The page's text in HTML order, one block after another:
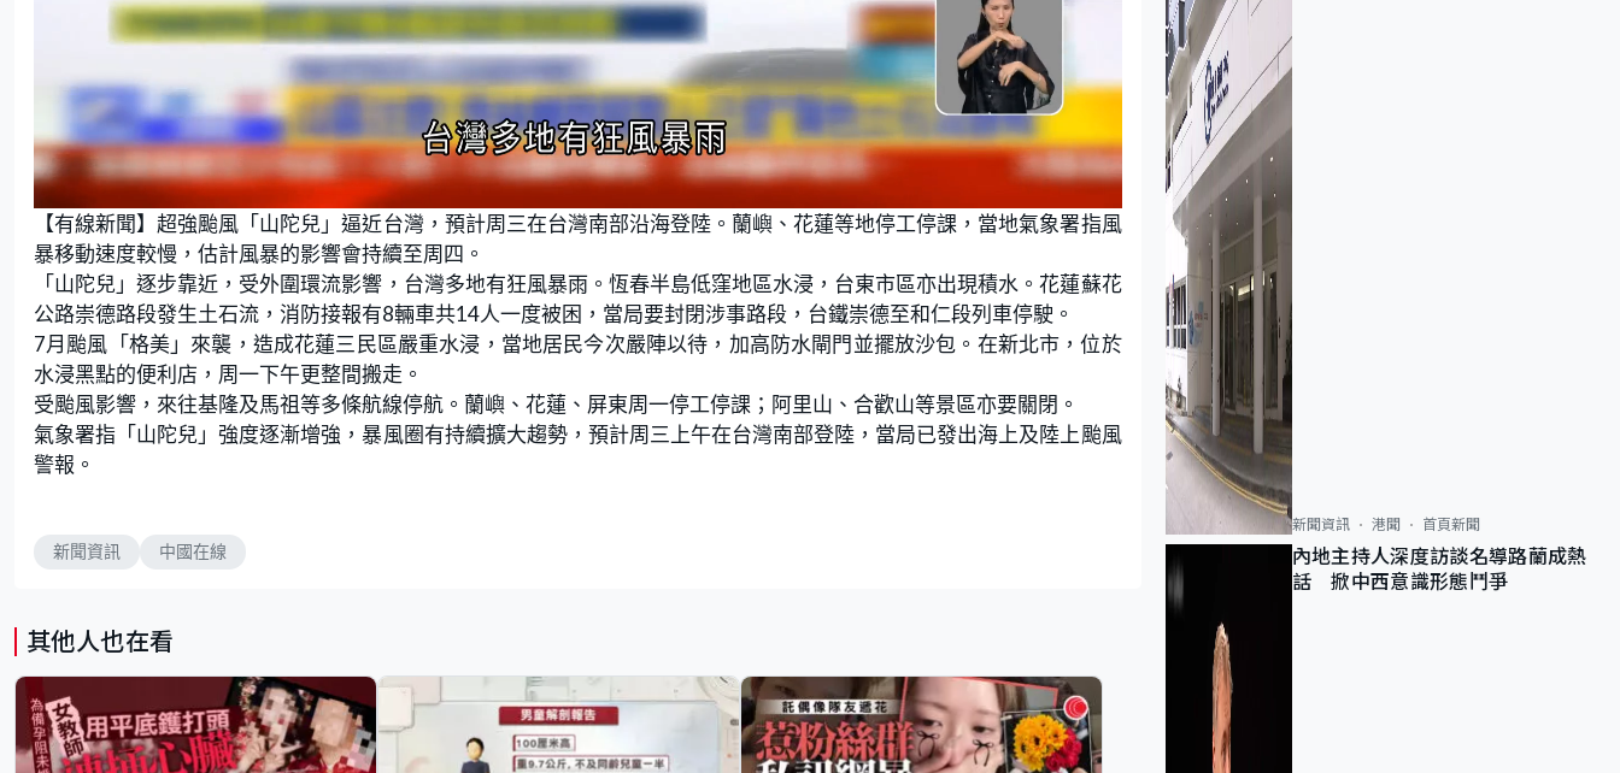
n
m
u
t
e
a
d
d
:
3
2
1
4
%
【有線新聞】超強颱風「山陀兒」逼近台灣，預計周三在台灣南部沿海登陸。蘭嶼、花蓮等地停工停課，當地氣象署指風
暴移動速度較慢，估計風暴的影響會持續至周四。
「山陀兒」逐步靠近，受外圍環流影響，台灣多地有狂風暴雨。恆春半島低窪地區水浸，台東市區亦出現積水。花蓮蘇花
公路崇德路段發生土石流，消防接報有8輛車共14人一度被困，當局要封閉涉事路段，台鐵崇德至和仁段列車停駛。
7月颱風「格美」來襲，造成花蓮三民區嚴重水浸，當地居民今次嚴陣以待，加高防水閘門並擺放沙包。在新北市，位於
水浸黑點的便利店，周一下午更整間搬走。
受颱風影響，來往基隆及馬祖等多條航線停航。蘭嶼、花蓮、屏東周一停工停課；阿里山、合歡山等景區亦要關閉。
氣象署指「山陀兒」強度逐漸增強，暴風圈有持續擴大趨勢，預計周三上午在台灣南部登陸，當局已發出海上及陸上颱風
警報。
新聞資訊 中國在線
其他人也在看
新聞資訊 港聞 首頁新聞
內地主持人深度訪談名導路蘭成熱
話 掀中西意識形態鬥爭